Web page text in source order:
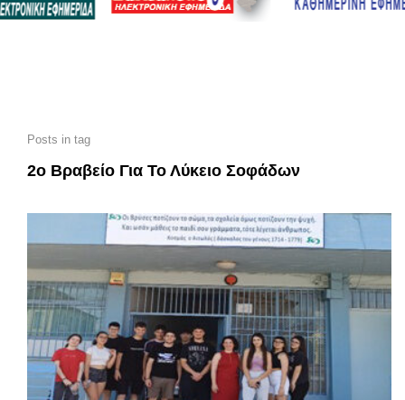
Posts in tag
2ο Βραβείο Για Το Λύκειο Σοφάδων